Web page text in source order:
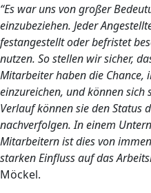
“Es war uns von großer
einzubeziehen. Jeder
festangestellt oder befristet
nutzen. So stellen wir sicher,
Mitarbeiter haben die
einzureichen, und können
Verlauf können sie den Status
nachverfolgen. In einem
Mitarbeitern ist dies von
starken Einfluss auf das
Möckel.